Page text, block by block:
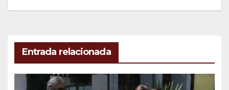
entradas
Entrada relacionada